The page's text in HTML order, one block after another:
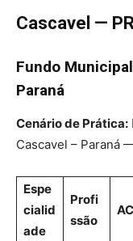
Cascavel — PR
Fundo
Paraná
Cenário de Prática:
Cascavel – Paraná
Espe
cialid
ade
Profi
ssão
AC